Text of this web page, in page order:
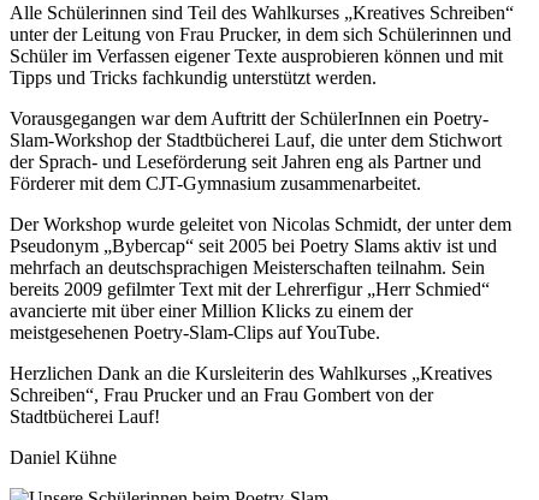
Alle Schülerinnen sind Teil des Wahlkurses „Kreatives Schreiben“
unter der Leitung von Frau Prucker, in dem sich Schülerinnen und
Schüler im Verfassen eigener Texte ausprobieren können und mit
Tipps und Tricks fachkundig unterstützt werden.
Vorausgegangen war dem Auftritt der SchülerInnen ein Poetry-
Slam-Workshop der Stadtbücherei Lauf, die unter dem Stichwort
der Sprach- und Leseförderung seit Jahren eng als Partner und
Förderer mit dem CJT-Gymnasium zusammenarbeitet.
Der Workshop wurde geleitet von Nicolas Schmidt, der unter dem
Pseudonym „Bybercap“ seit 2005 bei Poetry Slams aktiv ist und
mehrfach an deutschsprachigen Meisterschaften teilnahm. Sein
bereits 2009 gefilmter Text mit der Lehrerfigur „Herr Schmied“
avancierte mit über einer Million Klicks zu einem der
meistgesehenen Poetry-Slam-Clips auf YouTube.
Herzlichen Dank an die Kursleiterin des Wahlkurses „Kreatives
Schreiben“, Frau Prucker und an Frau Gombert von der
Stadtbücherei Lauf!
Daniel Kühne